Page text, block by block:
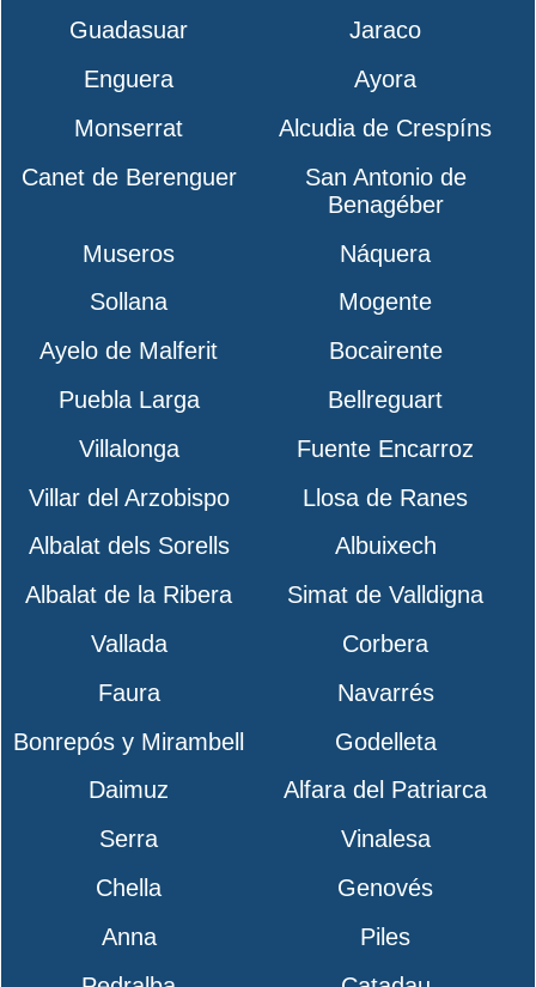
Guadasuar
Jaraco
Enguera
Ayora
Monserrat
Alcudia de Crespíns
Canet de Berenguer
San Antonio de
Benagéber
Museros
Náquera
Sollana
Mogente
Ayelo de Malferit
Bocairente
Puebla Larga
Bellreguart
Villalonga
Fuente Encarroz
Villar del Arzobispo
Llosa de Ranes
Albalat dels Sorells
Albuixech
Albalat de la Ribera
Simat de Valldigna
Vallada
Corbera
Faura
Navarrés
Bonrepós y Mirambell
Godelleta
Daimuz
Alfara del Patriarca
Serra
Vinalesa
Chella
Genovés
Anna
Piles